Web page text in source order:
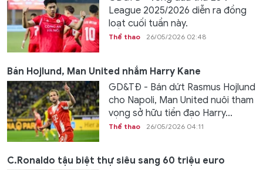
League 2025/2026 diễn ra đồng
loạt cuối tuần này.
Thể thao 26/05/2026 02:48
Bán Hojlund, Man United nhắm Harry Kane
GD&TĐ - Bán dứt Rasmus Hojlund
cho Napoli, Man United nuôi tham
vọng sở hữu tiền đạo Harry...
Thể thao 26/05/2026 04:11
C.Ronaldo tậu biệt thự siêu sang 60 triệu euro